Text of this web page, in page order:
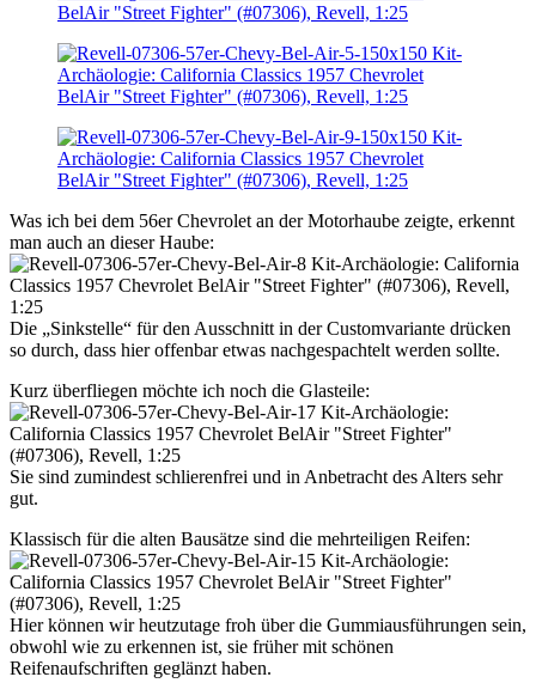
Was ich bei dem 56er Chevrolet an der Motorhaube zeigte, erkennt
man auch an dieser Haube:
Die „Sinkstelle“ für den Ausschnitt in der Customvariante drücken
so durch, dass hier offenbar etwas nachgespachtelt werden sollte.
Kurz überfliegen möchte ich noch die Glasteile:
Sie sind zumindest schlierenfrei und in Anbetracht des Alters sehr
gut.
Klassisch für die alten Bausätze sind die mehrteiligen Reifen:
Hier können wir heutzutage froh über die Gummiausführungen sein,
obwohl wie zu erkennen ist, sie früher mit schönen
Reifenaufschriften geglänzt haben.